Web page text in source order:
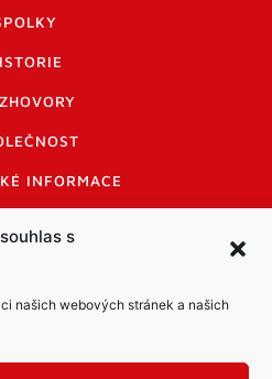
s
našich webových stránek a našich
INFORMACE
DISKUTUJÍCÍCH
MANUÁL